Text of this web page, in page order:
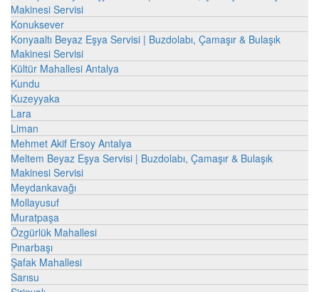
Makinesi Servisi
Konuksever
Konyaaltı Beyaz Eşya Servisi | Buzdolabı, Çamaşır & Bulaşık
Makinesi Servisi
Kültür Mahallesi Antalya
Kundu
Kuzeyyaka
Lara
Liman
Mehmet Akif Ersoy Antalya
Meltem Beyaz Eşya Servisi | Buzdolabı, Çamaşır & Bulaşık
Makinesi Servisi
Meydankavağı
Mollayusuf
Muratpaşa
Özgürlük Mahallesi
Pınarbaşı
Şafak Mahallesi
Sarısu